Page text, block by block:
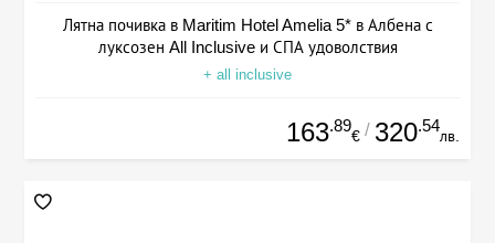
Лятна почивка в Maritim Hotel Amelia 5* в Албена с
луксозен All Inclusive и СПА удоволствия
+ all inclusive
163.89
€ / 320.54
лв.